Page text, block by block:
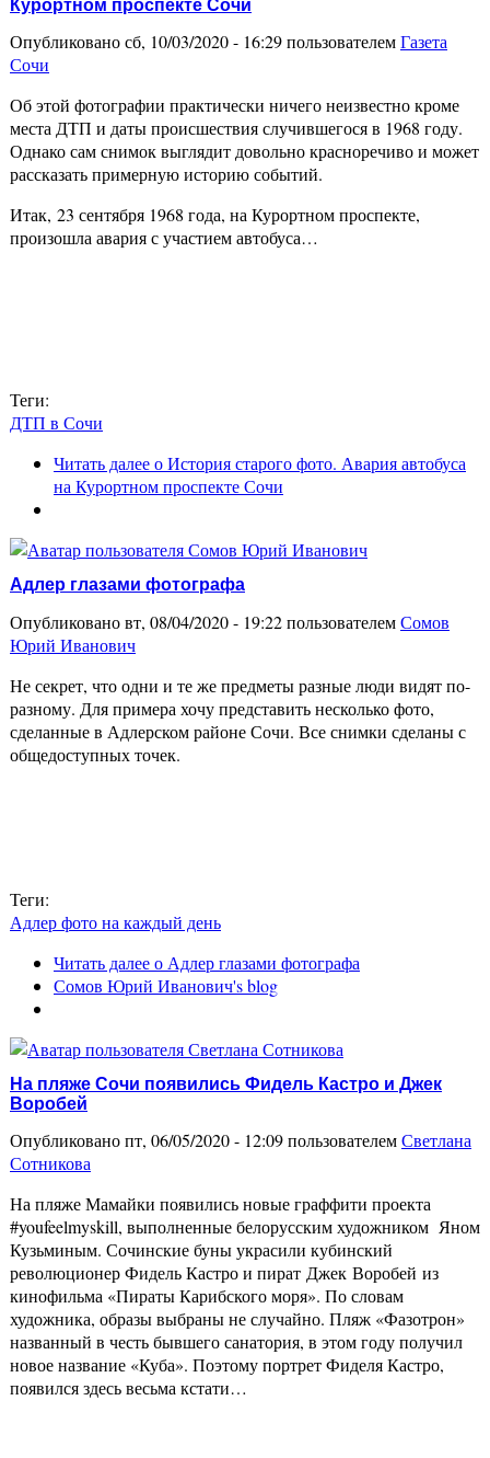
Курортном проспекте Сочи
Опубликовано сб, 10/03/2020 - 16:29 пользователемГазета
Сочи
Об этой фотографии практически ничего неизвестно кроме
места ДТП и даты происшествия случившегося в 1968 году.
Однако сам снимок выглядит довольно красноречиво и может
рассказать примерную историю событий.
Итак, 23 сентября 1968 года, на Курортном проспекте,
произошла авария с участием автобуса…
Теги:
ДТП в Сочи
Читать далеео История старого фото. Авария автобуса
на Курортном проспекте Сочи
Адлер глазами фотографа
Опубликовано вт, 08/04/2020 - 19:22 пользователемСомов
Юрий Иванович
Не секрет, что одни и те же предметы разные люди видят по-
разному. Для примера хочу представить несколько фото,
сделанные в Адлерском районе Сочи. Все снимки сделаны с
общедоступных точек.
Теги:
Адлер фото на каждый день
Читать далеео Адлер глазами фотографа
Сомов Юрий Иванович's blog
На пляже Сочи появились Фидель Кастро и Джек
Воробей
Опубликовано пт, 06/05/2020 - 12:09 пользователемСветлана
Сотникова
На пляже Мамайки появились новые граффити проекта
#youfeelmyskill, выполненные белорусским художником Яном
Кузьминым. Сочинские буны украсили кубинский
революционер Фидель Кастро и пират Джек Воробей из
кинофильма «Пираты Карибского моря». По словам
художника, образы выбраны не случайно. Пляж «Фазотрон»
названный в честь бывшего санатория, в этом году получил
новое название «Куба». Поэтому портрет Фиделя Кастро,
появился здесь весьма кстати…